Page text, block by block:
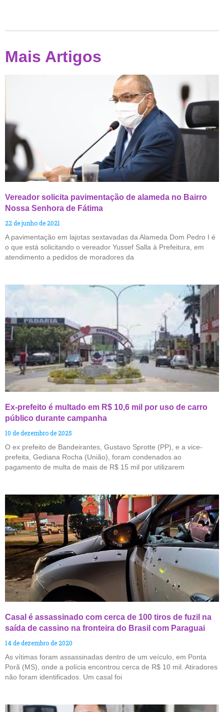
Mais Artigos
Vereador solicita pavimentação de alameda no Bairro
Nossa Senhora de Fátima
22 de junho de 2021
A pavimentação em lajotas sextavadas da Alameda Dom Pedro I é
o que está solicitando o vereador Yussef Salla à Prefeitura, em
atendimento a pedidos de moradores da
Ex-prefeito é multado em R$ 10,6 mil por uso de carro
público durante campanha
10 de dezembro de 2025
O ex prefeito de Bandeirantes, Gustavo Sprotte (PP), e a vice-
prefeita, Gediana Rocha (União), foram condenados ao
pagamento de multa de mais de R$ 15 mil por utilizarem
Casal é assassinado com cerca de 100 tiros de fuzil na
saída de cassino na fronteira do Brasil com Paraguai
14 de dezembro de 2020
As vítimas foram assassinadas dentro de um veículo, em Ponta
Porã (MS), onde a polícia encontrou cerca de R$ 10 mil. Atiradores
não foram identificados. Um casal foi